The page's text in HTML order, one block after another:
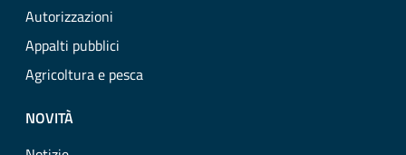
Autorizzazioni
Appalti pubblici
Agricoltura e pesca
NOVITÀ